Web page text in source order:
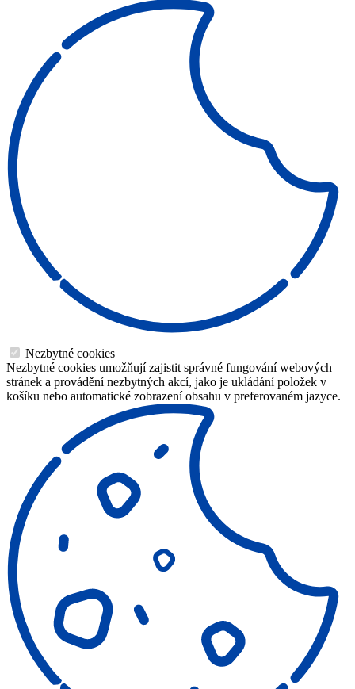
Nezbytné cookies
Nezbytné cookies umožňují zajistit správné fungování webových
stránek a provádění nezbytných akcí, jako je ukládání položek v
košíku nebo automatické zobrazení obsahu v preferovaném jazyce.